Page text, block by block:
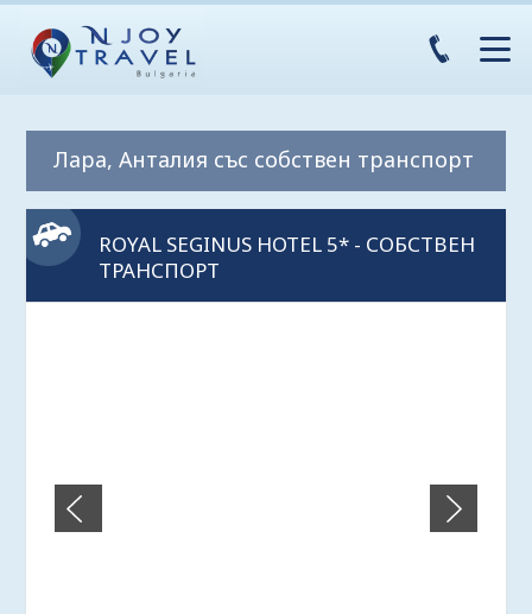
Лара, Анталия със собствен транспорт
ROYAL SEGINUS HOTEL 5* - СОБСТВЕН
ТРАНСПОРТ